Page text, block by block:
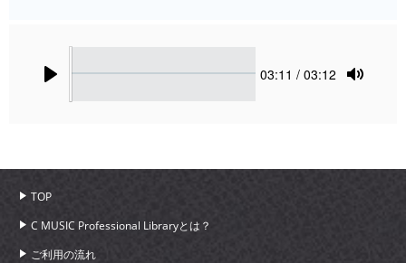
Current
03:11 / 03:12
TOP
C MUSIC Professional Libraryとは？
ご利用の流れ